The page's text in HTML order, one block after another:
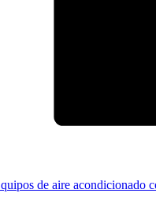
de aire acondicionado